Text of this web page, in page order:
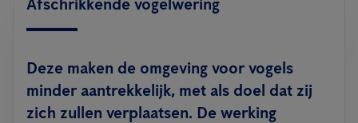
Afschrikkende vogelwering
Deze maken de omgeving voor vogels
minder aantrekkelijk, met als doel dat zij
zich zullen verplaatsen. De werking